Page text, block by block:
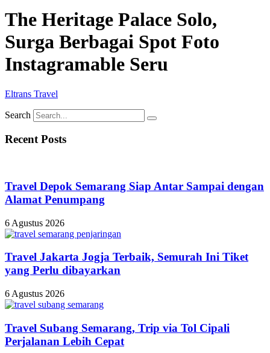
The Heritage Palace Solo,
Surga Berbagai Spot Foto
Instagramable Seru
Eltrans Travel
Search
Recent Posts
Travel Depok Semarang Siap Antar Sampai dengan
Alamat Penumpang
6 Agustus 2026
Travel Jakarta Jogja Terbaik, Semurah Ini Tiket
yang Perlu dibayarkan
6 Agustus 2026
Travel Subang Semarang, Trip via Tol Cipali
Perjalanan Lebih Cepat